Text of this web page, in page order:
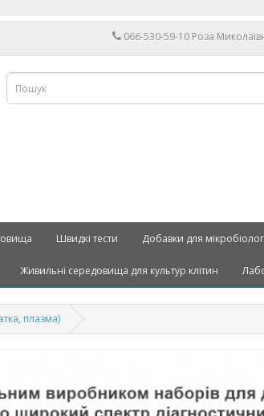
066-530-59-10 Роза
Швидкі тести Добавки для
Живильні середовища для культур клітин
плазма)